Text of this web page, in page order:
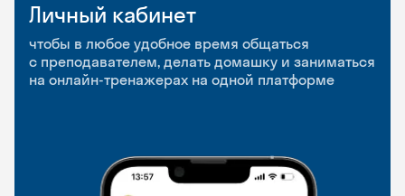
Личный кабинет
чтобы в любое удобное время общаться
с преподавателем, делать домашку и заниматься
на онлайн-тренажерах на одной платформе
Мобильное
приложение
чтобы заниматься и изучать новые слова где
и когда удобно
Разговорные клубы
и Talks
Групповые занятия для разговорной практики
и индивидуальные встречи с преподавателями